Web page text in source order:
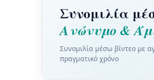
Συνομιλία
Ανώνυμο &
Συνομιλία μέσω βίντεο με
πραγματικό χρόνο